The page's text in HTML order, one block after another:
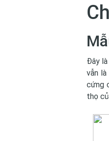
Đây
vẫn
cứng
thọ